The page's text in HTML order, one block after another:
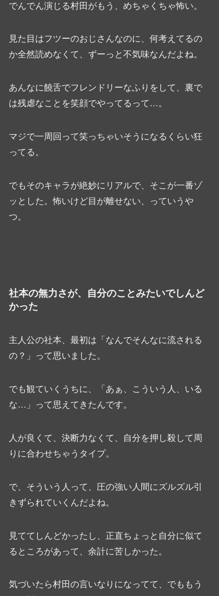
でんでん演じる村田がもう、めちゃくちゃ怖い。
見た目はフツーのおじさんなのに、何考えてるの
か全然読めなくて、ずーっと不気味なんだよね。
あんなに饒舌でフレンドリーなふりをして、裏で
は残虐なことを笑顔でやってるって…。
マジで一周回って笑っちゃいそうになるくらい狂
ってる。
でもそのキャラが絶妙にリアルで、そこが一番ゾ
ッとした。怖いけど目が離せない、っていうや
つ。
社本の無力さが、自分のことみたいでしんど
かった
主人公の社本、最初は「なんでそんなに流される
の？」って思いました。
でも観ていくうちに、「あぁ、こういう人、いる
な…」って思えてきたんです。
人が良くて、決断力なくて、自分を押し殺して周
りに合わせちゃうタイプ。
で、そういう人って、圧の強い人間にズルズル引
きずられていくんだよね。
見ててしんどかったし、正直ちょっと自分に似て
るところがあって、余計に苦しかった。
気づいたら村田の言いなりになってて、でももう